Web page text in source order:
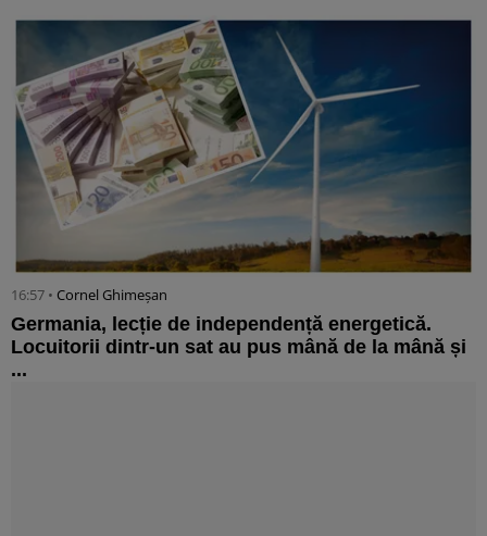
16:57 • Cornel Ghimeșan
Germania, lecție de independență energetică.
Locuitorii dintr-un sat au pus mână de la mână și
...